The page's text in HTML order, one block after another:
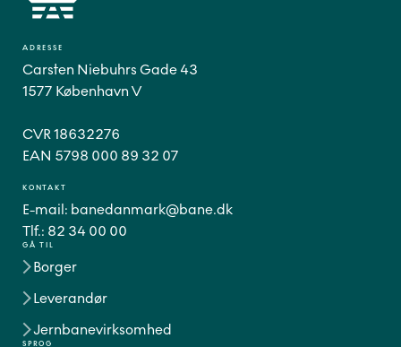
GÅ TIL
Borger
Leverandør
Jernbanevirksomhed
SPROG
ADRESSE
Carsten Niebuhrs Gade 43
1577 København V
CVR 18632276
EAN 5798 000 89 32 07
KONTAKT
E-mail: banedanmark@bane.dk
Tlf.: 82 34 00 00